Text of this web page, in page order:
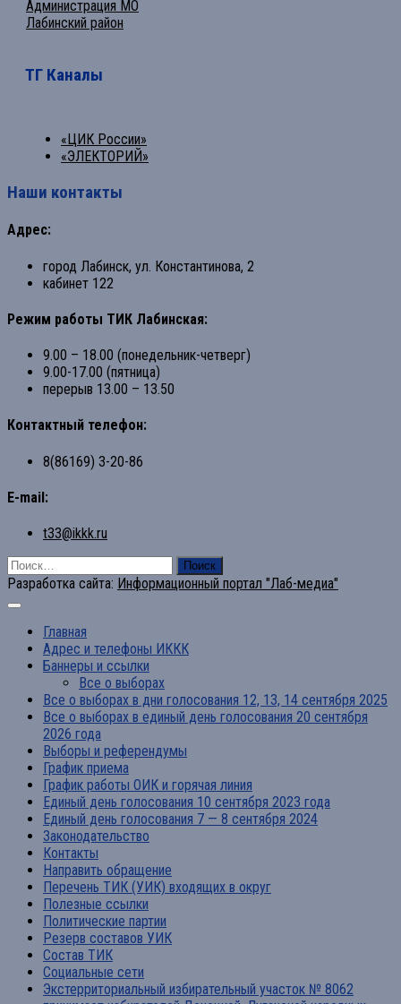
Администрация МО
Лабинский район
ТГ Каналы
«ЦИК России»
«ЭЛЕКТОРИЙ»
Наши контакты
Адрес:
город Лабинск, ул. Константинова, 2
кабинет 122
Режим работы ТИК Лабинская:
9.00 – 18.00 (понедельник-четверг)
9.00-17.00 (пятница)
перерыв 13.00 – 13.50
Контактный телефон:
8(86169) 3-20-86
E-mail:
t33@ikkk.ru
Найти:
Разработка сайта: Информационный портал "Лаб-медиа"
Главная
Адрес и телефоны ИККК
Баннеры и ссылки
Все о выборах
Все о выборах в дни голосования 12, 13, 14 сентября 2025
Все о выборах в единый день голосования 20 сентября
2026 года
Выборы и референдумы
График приема
График работы ОИК и горячая линия
Единый день голосования 10 сентября 2023 года
Единый день голосования 7 — 8 сентября 2024
Законодательство
Контакты
Направить обращение
Перечень ТИК (УИК) входящих в округ
Полезные ссылки
Политические партии
Резерв составов УИК
Состав ТИК
Социальные сети
Экстерриториальный избирательный участок № 8062